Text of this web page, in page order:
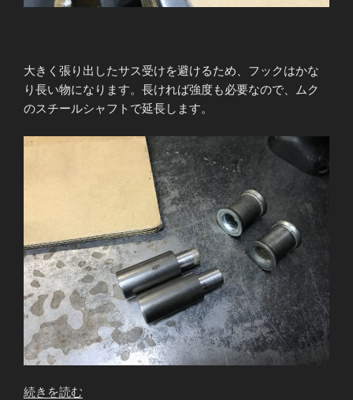
大きく張り出したサス受けを避けるため、フックはかな
り長い物になります。長ければ強度も必要なので、ムク
のスチールシャフトで延長します。
“Z1R1
続きを読む